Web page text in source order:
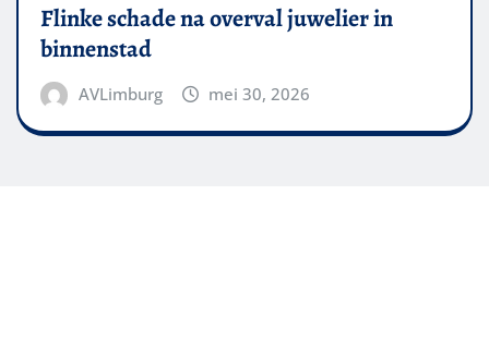
Flinke schade na overval juwelier in
binnenstad
AVLimburg mei 30, 2026